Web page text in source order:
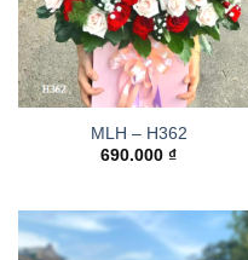
MLH – H362
690.000 ₫